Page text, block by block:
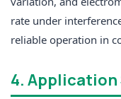
rate under
reliable operation in
4. Application